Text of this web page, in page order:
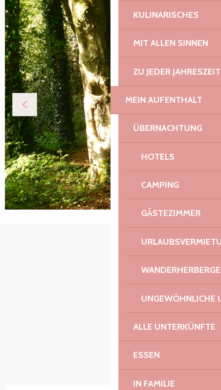
KULINARISCHES
MIT ALLEN SINNEN
ZU JEDER JAHRESZEIT
MEIN AUFENTHALT
ÜBERNACHTUNG
HOTELS
CAMPING
GÄSTEZIMMER
UNGEWÖHNLICHE
ALLE UNTERKÜNFTE
ESSEN
IN FAMILIE